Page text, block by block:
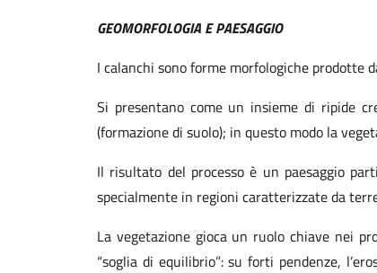
GEOMORFOLOGIA E PAESAGGIO
I calanchi sono forme morfologiche prodotte
Si presentano come un insieme di ripide
(formazione di suolo); in questo modo la
Il risultato del processo è un paesaggio
specialmente in regioni caratterizzate da
La vegetazione gioca un ruolo chiave nei
“soglia di equilibrio”: su forti pendenze,